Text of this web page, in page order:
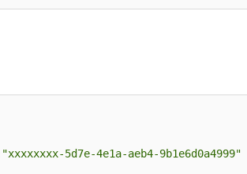
"xxxxxxxx-5d7e-4e1a-aeb4-9b1e6d0a4999"